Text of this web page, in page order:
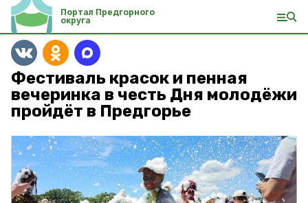
Портал Предгорного
округа
Фестиваль красок и пенная
вечеринка в честь Дня молодёжи
пройдёт в Предгорье